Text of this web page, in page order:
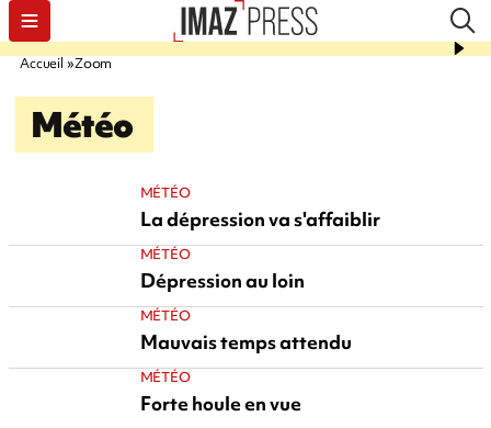
Accueil Zoom
Météo
MÉTÉO
La dépression va s'affaiblir
MÉTÉO
Dépression au loin
MÉTÉO
Mauvais temps attendu
MÉTÉO
Forte houle en vue